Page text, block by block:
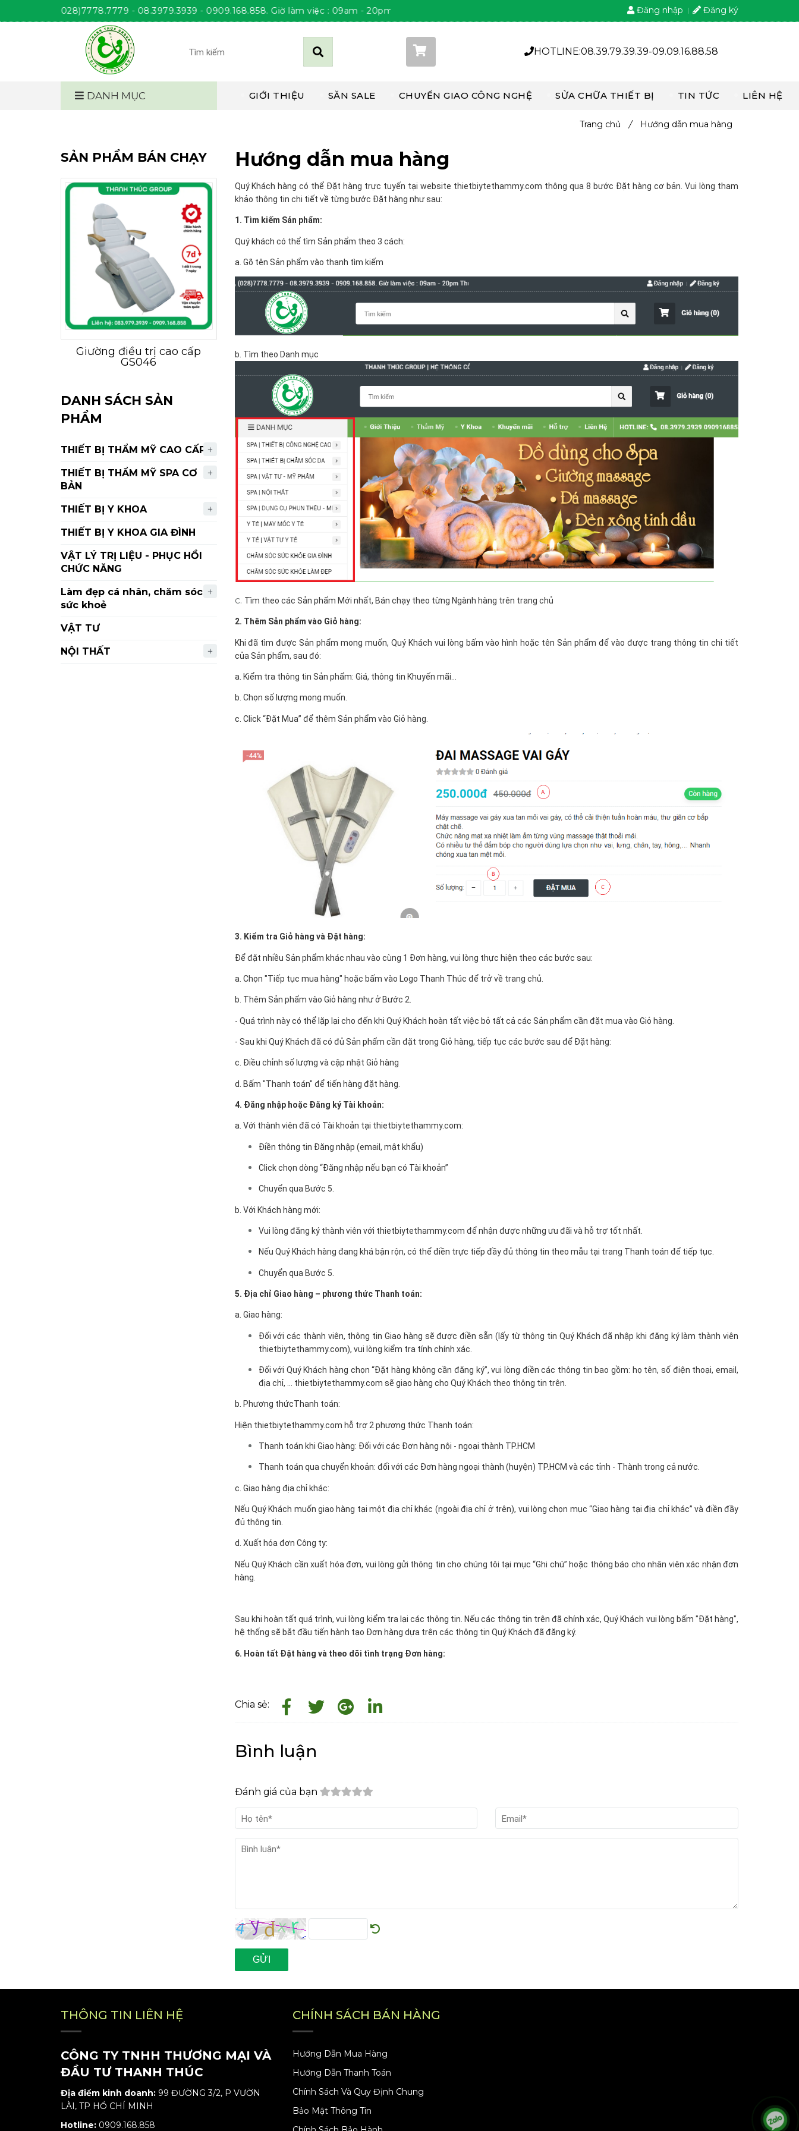
Hướng dẫn mua hàng
Quý Khách hàng có thể Đặt hàng trực tuyến tại website thietbiytethammy.com thông qua 8 bước Đặt hàng cơ bản. Vui lòng tham
khảo thông tin chi tiết về từng bước Đặt hàng như sau:
1. Tìm kiếm Sản phẩm:
Quý khách có thể tìm Sản phẩm theo 3 cách:
a. Gõ tên Sản phẩm vào thanh tìm kiếm
b. Tìm theo Danh mục
c. Tìm theo các Sản phẩm Mới nhất, Bán chạy theo từng Ngành hàng trên trang chủ
2. Thêm Sản phẩm vào Giỏ hàng:
Khi đã tìm được Sản phẩm mong muốn, Quý Khách vui lòng bấm vào hình hoặc tên Sản phẩm để vào được trang thông tin chi tiết
của Sản phẩm, sau đó:
a. Kiểm tra thông tin Sản phẩm: Giá, thông tin Khuyến mãi…
b. Chọn số lượng mong muốn.
c. Click “Đặt Mua” để thêm Sản phẩm vào Giỏ hàng.
3. Kiểm tra Giỏ hàng và Đặt hàng:
Để đặt nhiều Sản phẩm khác nhau vào cùng 1 Đơn hàng, vui lòng thực hiện theo các bước sau:
a. Chọn "Tiếp tục mua hàng" hoặc bấm vào Logo Thanh Thúc để trở về trang chủ.
b. Thêm Sản phẩm vào Giỏ hàng như ở Bước 2.
- Quá trình này có thể lặp lại cho đến khi Quý Khách hoàn tất việc bỏ tất cả các Sản phẩm cần đặt mua vào Giỏ hàng.
- Sau khi Quý Khách đã có đủ Sản phẩm cần đặt trong Giỏ hàng, tiếp tục các bước sau để Đặt hàng:
c. Điều chỉnh số lượng và cập nhật Giỏ hàng
d. Bấm "Thanh toán" để tiến hàng đặt hàng.
4. Đăng nhập hoặc Đăng ký Tài khoản:
a. Với thành viên đã có Tài khoản tại thietbiytethammy.com:
Điền thông tin Đăng nhập (email, mật khẩu)
Click chọn dòng “Đăng nhập nếu bạn có Tài khoản”
Chuyển qua Bước 5.
b. Với Khách hàng mới:
Vui lòng đăng ký thành viên với thietbiytethammy.com để nhận được những ưu đãi và hỗ trợ tốt nhất.
Nếu Quý Khách hàng đang khá bận rộn, có thể điền trực tiếp đầy đủ thông tin theo mẫu tại trang Thanh toán để tiếp tục.
Chuyển qua Bước 5.
5. Địa chỉ Giao hàng – phương thức Thanh toán:
a. Giao hàng:
Đối với các thành viên, thông tin Giao hàng sẽ được điền sẵn (lấy từ thông tin Quý Khách đã nhập khi đăng ký làm thành viên
thietbiytethammy.com), vui lòng kiểm tra tính chính xác.
Đối với Quý Khách hàng chọn “Đặt hàng không cần đăng ký”, vui lòng điền các thông tin bao gồm: họ tên, số điện thoại, email,
địa chỉ, … thietbiytethammy.com sẽ giao hàng cho Quý Khách theo thông tin trên.
b. Phương thứcThanh toán:
Hiện thietbiytethammy.com hỗ trợ 2 phương thức Thanh toán:
Thanh toán khi Giao hàng: Đối với các Đơn hàng nội - ngoại thành TP.HCM
Thanh toán qua chuyển khoản: đối với các Đơn hàng ngoại thành (huyện) TP.HCM và các tỉnh - Thành trong cả nước.
c. Giao hàng địa chỉ khác:
Nếu Quý Khách muốn giao hàng tại một địa chỉ khác (ngoài địa chỉ ở trên), vui lòng chọn mục “Giao hàng tại địa chỉ khác” và điền đầy
đủ thông tin.
d. Xuất hóa đơn Công ty:
Nếu Quý Khách cần xuất hóa đơn, vui lòng gửi thông tin cho chúng tôi tại mục “Ghi chú” hoặc thông báo cho nhân viên xác nhận đơn
hàng.
Sau khi hoàn tất quá trình, vui lòng kiểm tra lại các thông tin. Nếu các thông tin trên đã chính xác, Quý Khách vui lòng bấm "Đặt hàng",
hệ thống sẽ bắt đầu tiến hành tạo Đơn hàng dựa trên các thông tin Quý Khách đã đăng ký.
6. Hoàn tất Đặt hàng và theo dõi tình trạng Đơn hàng:
Chia sẻ:
Bình luận
Đánh giá của bạn
GỬI
SẢN PHẨM BÁN CHẠY
Giường điều trị cao cấp
GS046
DANH SÁCH SẢN
PHẨM
THIẾT BỊ THẨM MỸ CAO CẤP
THIẾT BỊ THẨM MỸ SPA CƠ
BẢN
THIẾT BỊ Y KHOA
THIẾT BỊ Y KHOA GIA ĐÌNH
VẬT LÝ TRỊ LIỆU - PHỤC HỒI
CHỨC NĂNG
Làm đẹp cá nhân, chăm sóc
sức khoẻ
VẬT TƯ
NỘI THẤT
Trang chủ / Hướng dẫn mua hàng
(028)7778.7779 - 08.3979.3939 - 0909.168.858. Giờ làm việc : 09am - 20pm Thứ 2 đến Chủ Nhật Đăng nhập Đăng ký
HOTLINE:08.39.79.39.39-09.09.16.88.58
DANH MỤC GIỚI THIỆU SĂN SALE CHUYỂN GIAO CÔNG NGHỆ SỬA CHỮA THIẾT BỊ TIN TỨC LIÊN HỆ
THÔNG TIN LIÊN HỆ
CÔNG TY TNHH THƯƠNG MẠI VÀ
ĐẦU TƯ THANH THÚC
Địa điểm kinh doanh: 99 ĐƯỜNG 3/2, P VƯỜN
LÀI, TP HỒ CHÍ MINH
Hotline: 0909.168.858
CHÍNH SÁCH BÁN HÀNG
Hướng Dẫn Mua Hàng
Hướng Dẫn Thanh Toán
Chính Sách Và Quy Định Chung
Bảo Mật Thông Tin